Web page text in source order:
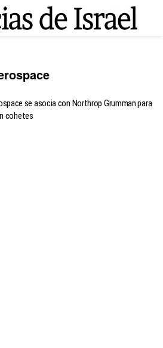
se asocia con Northrop Grumman para
cohetes